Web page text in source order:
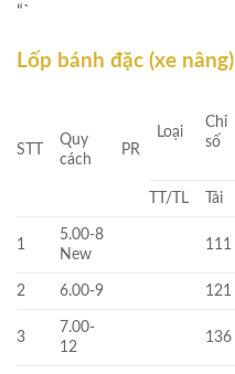
“`
Lốp bánh đặc (xe nâng)
STT
Quy
cách
PR
Loại
Chỉ
số
TT/TL Tải
1
5.00-8
New
111
2 6.00-9 121
3
7.00-
12
136